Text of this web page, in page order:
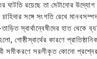
ঘাটতি রয়েছে তা মেটানোর
সঙ্গে সংগতি রেখে
স্বার্থান্বেষীদের হাত থেকে
গোষ্ঠীস্বার্থের কারণে
সরলীকৃত কোনো প্রশ্নের